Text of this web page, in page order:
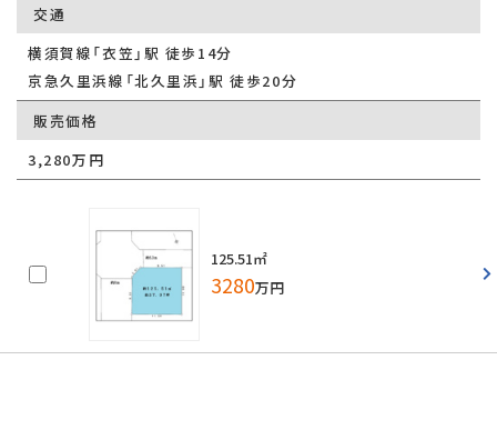
交通
横須賀線「衣笠」駅 徒歩14分
京急久里浜線「北久里浜」駅 徒歩20分
販売価格
3,280万円
125.51㎡
3280万円